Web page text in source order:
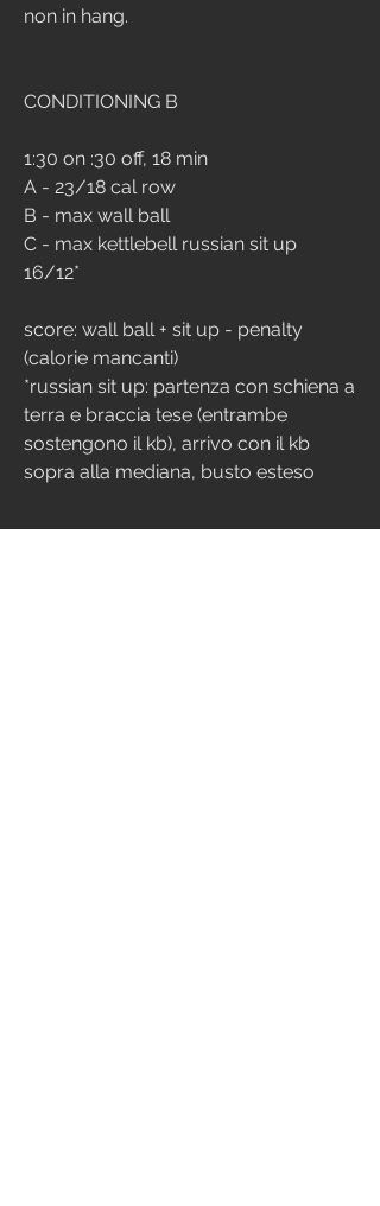
non in hang.
CONDITIONING B
1:30 on :30 off, 18 min
A - 23/18 cal row
B - max wall ball
C - max kettlebell russian sit up
16/12*
score: wall ball + sit up - penalty
(calorie mancanti)
*russian sit up: partenza con schiena a
terra e braccia tese (entrambe
sostengono il kb), arrivo con il kb
sopra alla mediana, busto esteso